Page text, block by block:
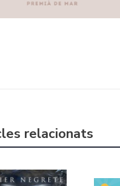
relacionats